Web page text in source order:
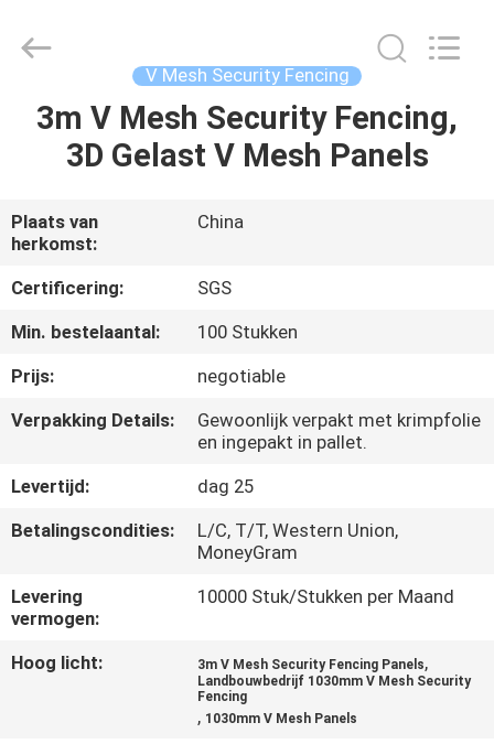
HUIS
ONGEVEER
ONS
FABRIEKSREIS
KWALITEITSCONTROLE
CONTACTEER
ONS
NIEUWS
VERZOEK
Management
Services
Reserved.
V Mesh Security Fencing
3m V Mesh Security Fencing,
3D Gelast V Mesh Panels
Plaats van
herkomst:
China
Certificering:
SGS
Min. bestelaantal:
100 Stukken
Prijs:
negotiable
Verpakking Details:
Gewoonlijk verpakt met krimpfolie
en ingepakt in pallet.
Levertijd:
dag 25
Betalingscondities:
L/C, T/T, Western Union,
MoneyGram
Levering
vermogen:
10000 Stuk/Stukken per Maand
Hoog licht: 3m V Mesh Security Fencing Panels,
Landbouwbedrijf 1030mm V Mesh Security
Fencing
, 1030mm V Mesh Panels